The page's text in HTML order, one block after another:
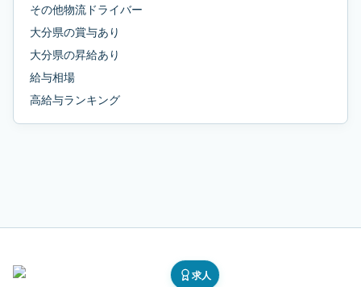
その他物流ドライバー
大分県の賞与あり
大分県の昇給あり
給与相場
高給与ランキング
求人